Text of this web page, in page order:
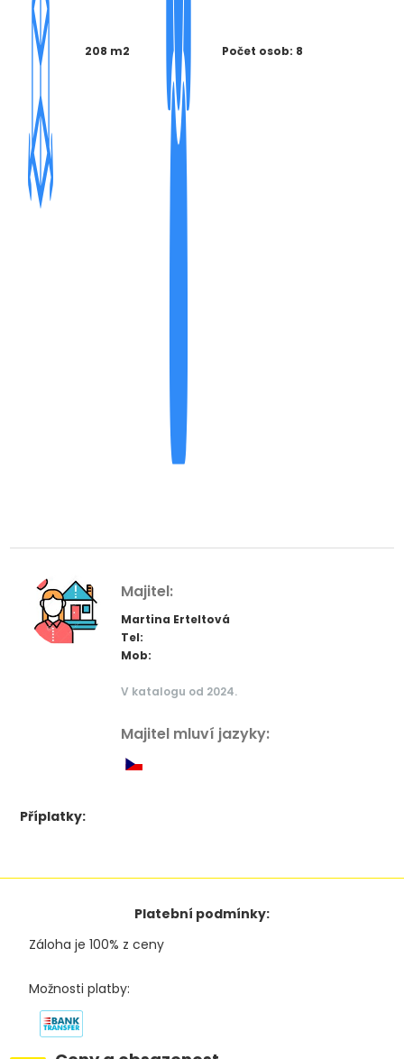
208 m2 Počet osob: 8
Majitel:
Martina Erteltová
Tel:
Mob:
V katalogu od 2024.
Majitel mluví jazyky:
Příplatky:
Platební podmínky:
Záloha je 100% z ceny
Možnosti platby: